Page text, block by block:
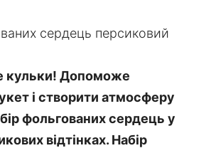
сердець персиковий
кульки! Допоможе
і створити атмосферу
фольгованих сердець у
відтінках. Набір